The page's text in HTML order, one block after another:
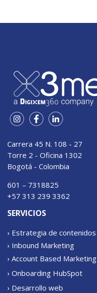
Carrera 45 N. 108 - 27
Torre 2 - Oficina 1302
Bogotá - Colombia
601 – 7318825
+57 313 239 3362
SERVICIOS
› Estrategia de contenidos
› Inbound Marketing
› Account Based Marketing
› Onboarding HubSpot
› Desarrollo web